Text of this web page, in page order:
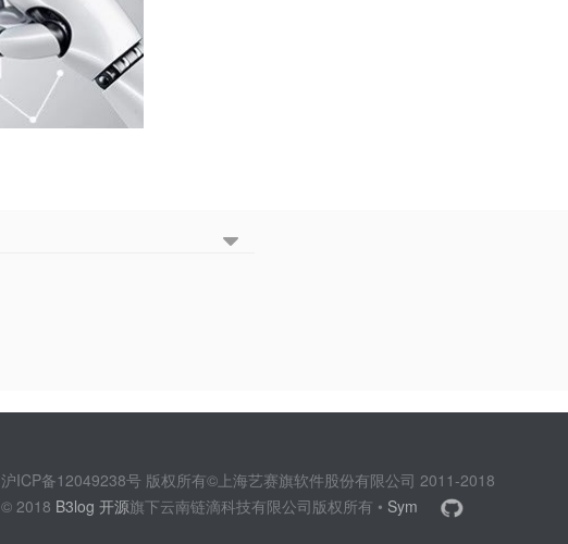
沪ICP备12049238号 版权所有©上海艺赛旗软件股份有限公司 2011-2018
© 2018 B3log 开源旗下云南链滴科技有限公司版权所有 • Sym